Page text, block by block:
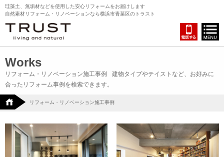
珪藻土、無垢材などを使用した安心リフォームをお届けします
自然素材リフォーム・リノベーションなら横浜市青葉区のトラスト
Works
リフォーム・リノベーション施工事例
建物タイプやテイストなど、お好みに
合ったリフォーム事例を検索できます。
リフォーム・リノベーション施工事例